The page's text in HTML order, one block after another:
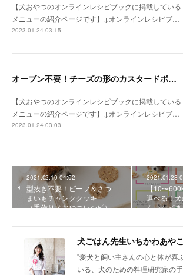
【犬おやつのオンラインレシピブックに掲載している
メニューの紹介ページです】↓オンラインレシピブ…
2023.01.24 03:15
オーブン不要！チーズの形のカスタードポテトケーキ（手作り犬おやつレシピ）
【犬おやつのオンラインレシピブックに掲載している
メニューの紹介ページです】↓オンラインレシピブ…
2023.01.24 03:03
2021.02.10 04:02
型抜き不要！ビーフ＆さつ
まいもチャンククッキー
（手作り犬おやつレシピ）
2021.01.28
【10〜
選べる！
んレシピ
"愛犬と飼い主さんの心と体が喜
いる、犬のための料理研究家の